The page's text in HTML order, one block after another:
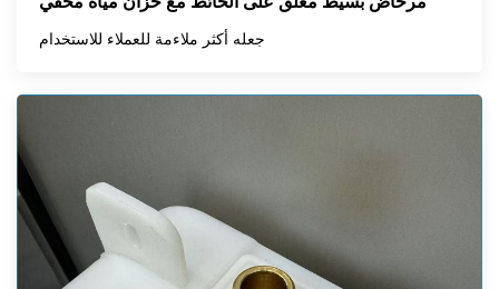
جعله أكثر ملاءمة للعملاء للاستخدام